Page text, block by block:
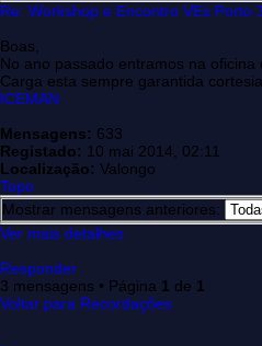
Re: Workshop e Encontro VEs Porto
Boas,
No ano passado entramos na
Carga esta sempre garantida
ICEMAN
Mensagens: 633
Registado: 10 mai 2014, 02:11
Localização: Valongo
Topo
Mostrar mensagens anteriores:
Ver mais detalhes
Responder
3 mensagens • Página 1 de 1
Voltar para Recordações